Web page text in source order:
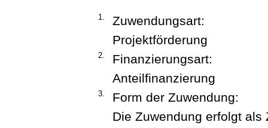
1.
Zuwendungsart:
Projektförderung
2.
Finanzierungsart:
Anteilfinanzierung
3.
Form der Zuwendung:
Die Zuwendung erfolgt